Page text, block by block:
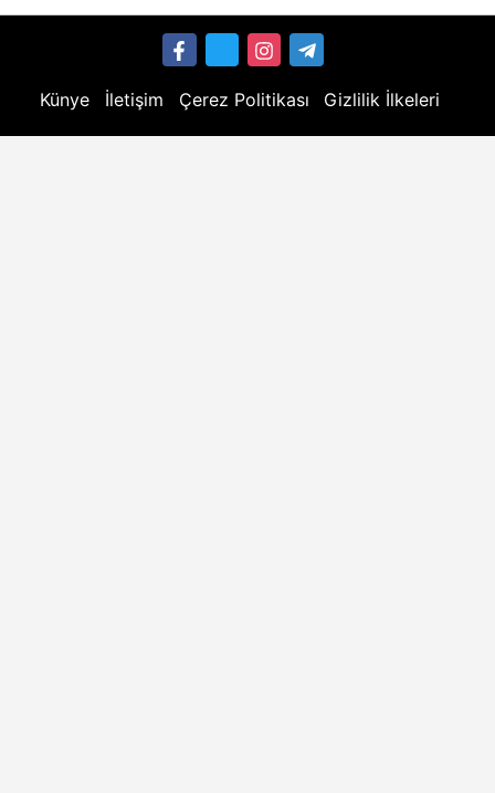
dönüştürdü
Künye İletişim Çerez Politikası Gizlilik İlkeleri